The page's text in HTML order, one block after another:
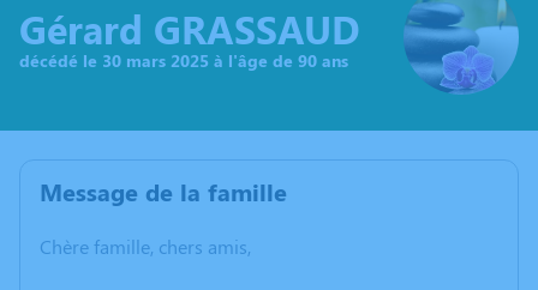
Gérard GRASSAUD
décédé le 30 mars 2025 à l'âge de 90 ans
Message de la famille
Chère famille, chers amis,